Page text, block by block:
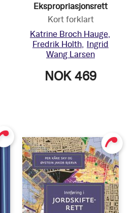
Ekspropriasjonsrett
Kort forklart
Katrine Broch Hauge
Fredrik Holth Ingrid
Wang Larsen
NOK 469